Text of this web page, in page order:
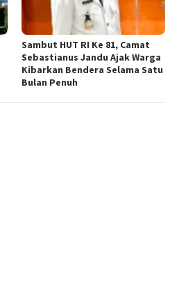
Sambut HUT RI Ke 81, Camat
Sebastianus Jandu Ajak Warga
Kibarkan Bendera Selama Satu
Bulan Penuh